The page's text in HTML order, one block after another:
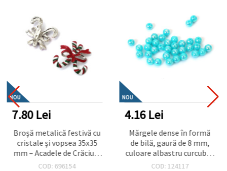
NOU
7.80 Lei
Broșă metalică festivă cu
cristale și vopsea 35x35
mm – Acadele de Crăciun,
culoare argintie, perfectă
COD: 696154
NOU
4.16 Lei
Mărgele dense în formă
de bilă, gaură de 8 mm,
culoare albastru curcubeu
- 20 grame ~78 bucăți
COD: 124117